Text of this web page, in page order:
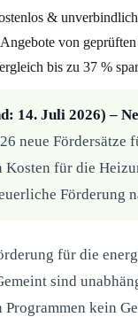
& unverbindlich
von
bis zu 37 %
14. Juli 2026) –
neue
für die
Förderung
für die
sind
Programmen kein